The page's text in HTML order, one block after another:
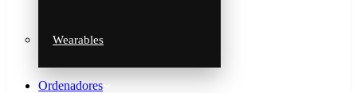
Wearables
Ordenadores